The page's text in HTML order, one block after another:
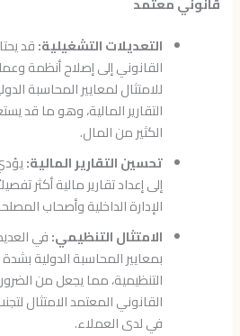
التعديلات التشغيلية:قد
القانوني إلى إصلاح أنظمة
للامتثال لمعايير المحاسبة
التقارير المالية، وهو ما قد
الكثير من المال.
تحسين التقارير المالية:
إلى إعداد تقارير مالية أكثر
الإدارة الداخلية وأصحاب
الامتثال التنظيمي:في
بمعايير المحاسبة الدولية
التنظيمية، مما يجعل من
القانوني المعتمد الامتثال
في لدى العملاء.